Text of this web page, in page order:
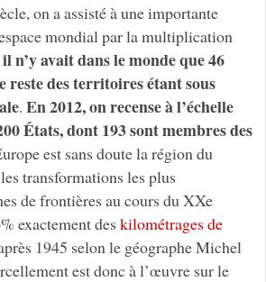
on a assisté à une importante
mondial par la multiplication
n’y avait dans le monde que 46
reste des territoires étant sous
. En 2012, on recense à l’échelle
États, dont 193 sont membres des
est sans doute la région du
transformations les plus
de frontières au cours du XXe
exactement des kilométrages de
1945 selon le géographe Michel
est donc à l’œuvre sur le